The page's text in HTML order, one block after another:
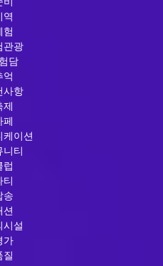
역
험
관광
담
억
사항
제
페
케이션
니티
럽
티
송
션
시설
가
질